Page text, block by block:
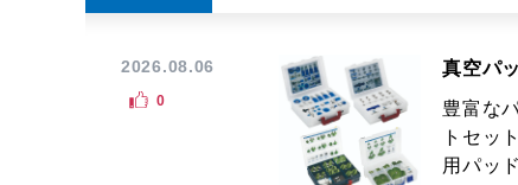
2026.08.06
真空パ
豊富な
トセッ
用パッ
0